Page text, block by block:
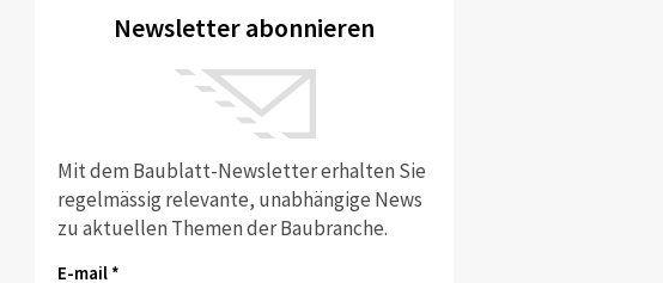
Newsletter abonnieren
Mit dem Baublatt-Newsletter erhalten Sie
regelmässig relevante, unabhängige News
zu aktuellen Themen der Baubranche.
E-mail *